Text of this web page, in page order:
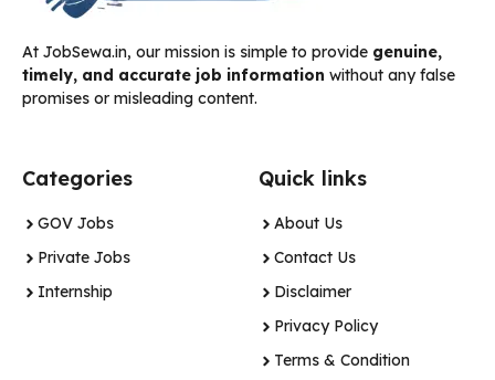
At JobSewa.in, our mission is simple to provide genuine,
timely, and accurate job information without any false
promises or misleading content.
Categories
GOV Jobs
Private Jobs
Internship
Quick links
About Us
Contact Us
Disclaimer
Privacy Policy
Terms & Condition